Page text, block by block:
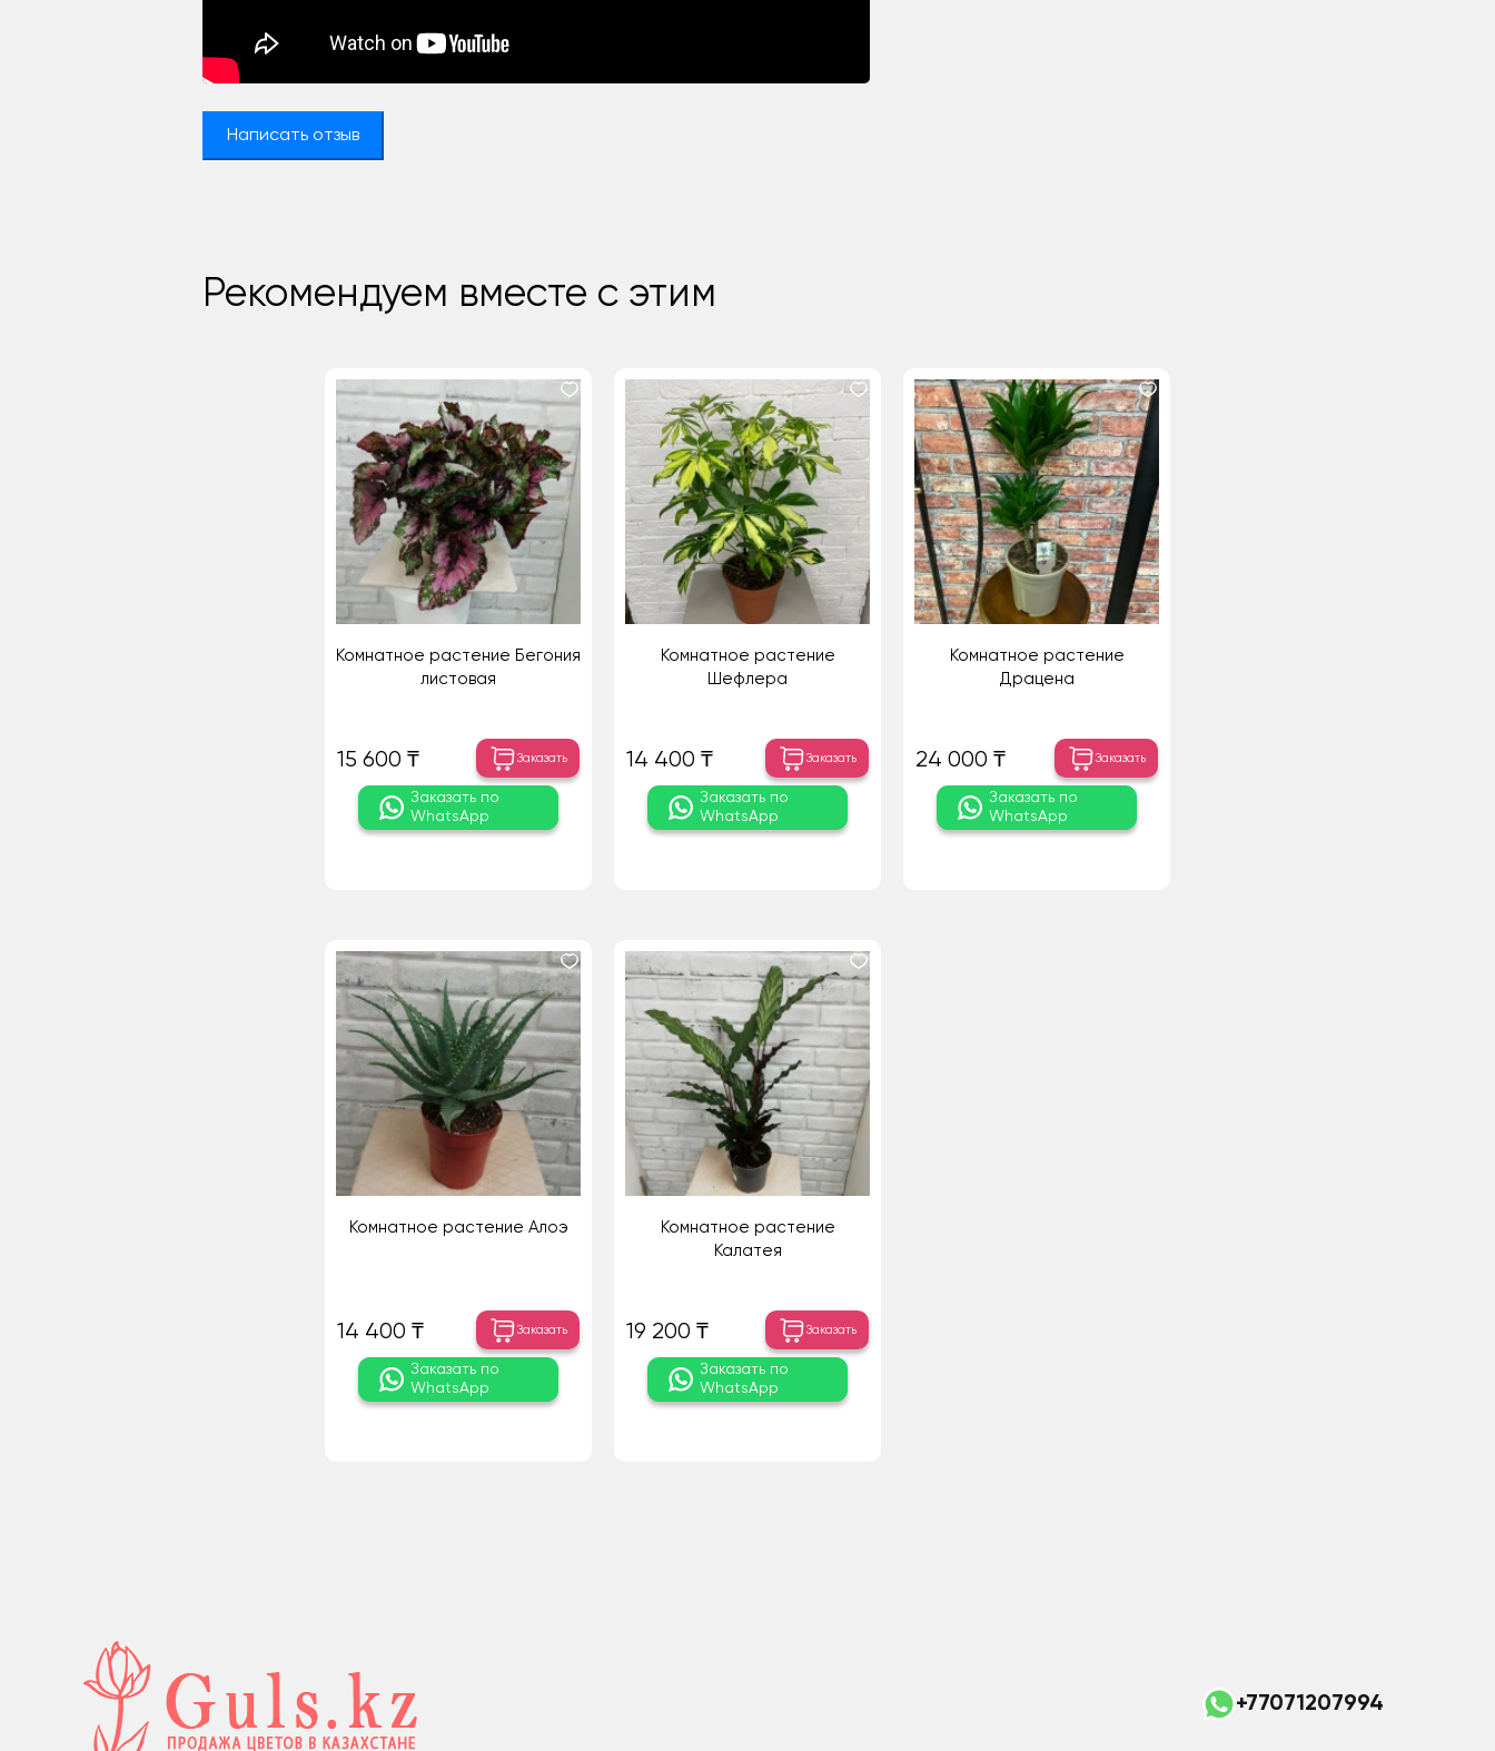
Написать отзыв
Рекомендуем вместе с этим
Комнатное растение Бегония
листовая
15 600 ₸ Заказать
Заказать по
WhatsApp
Комнатное растение
Шефлера
14 400 ₸ Заказать
Заказать по
WhatsApp
Комнатное растение
Драцена
24 000 ₸ Заказать
Заказать по
WhatsApp
Комнатное растение Алоэ
14 400 ₸ Заказать
Заказать по
WhatsApp
Комнатное растение
Калатея
19 200 ₸ Заказать
Заказать по
WhatsApp
+77071207994